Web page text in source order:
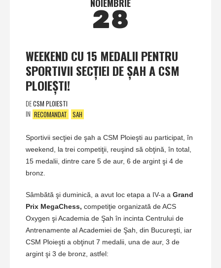
NOIEMBRIE
28
WEEKEND CU 15 MEDALII PENTRU
SPORTIVII SECŢIEI DE ŞAH A CSM
PLOIEŞTI!
DECSM PLOIESTI
IN RECOMANDAT SAH
Sportivii secţiei de şah a CSM Ploieşti au participat, în
weekend, la trei competiţii, reuşind să obţină, în total,
15 medalii, dintre care 5 de aur, 6 de argint şi 4 de
bronz.
Sâmbătă şi duminică, a avut loc etapa a IV-a a Grand
Prix MegaChess, competiţie organizată de ACS
Oxygen şi Academia de Şah în incinta Centrului de
Antrenamente al Academiei de Şah, din Bucureşti, iar
CSM Ploieşti a obţinut 7 medalii, una de aur, 3 de
argint şi 3 de bronz, astfel: